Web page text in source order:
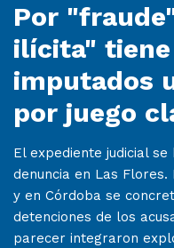
Por
ilícita"
imputados
por juego
El expediente judicial
denuncia en Las Flores.
y en Córdoba se
detenciones de los
parecer integraron